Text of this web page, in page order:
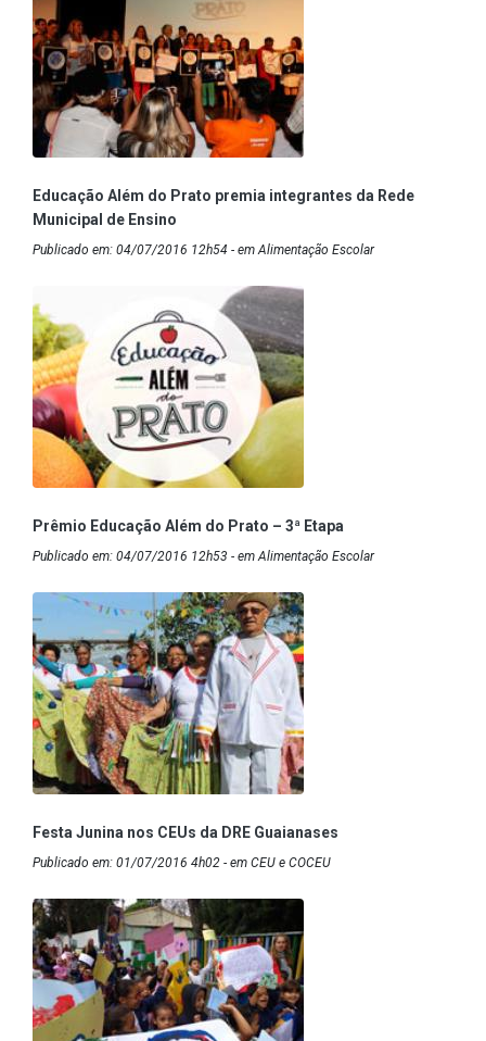
Educação Além do Prato premia integrantes da Rede
Municipal de Ensino
Publicado em: 04/07/2016 12h54 - em Alimentação Escolar
Prêmio Educação Além do Prato – 3ª Etapa
Publicado em: 04/07/2016 12h53 - em Alimentação Escolar
Festa Junina nos CEUs da DRE Guaianases
Publicado em: 01/07/2016 4h02 - em CEU e COCEU